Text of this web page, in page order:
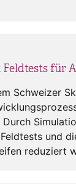
für
Schweizer
und
reduziert